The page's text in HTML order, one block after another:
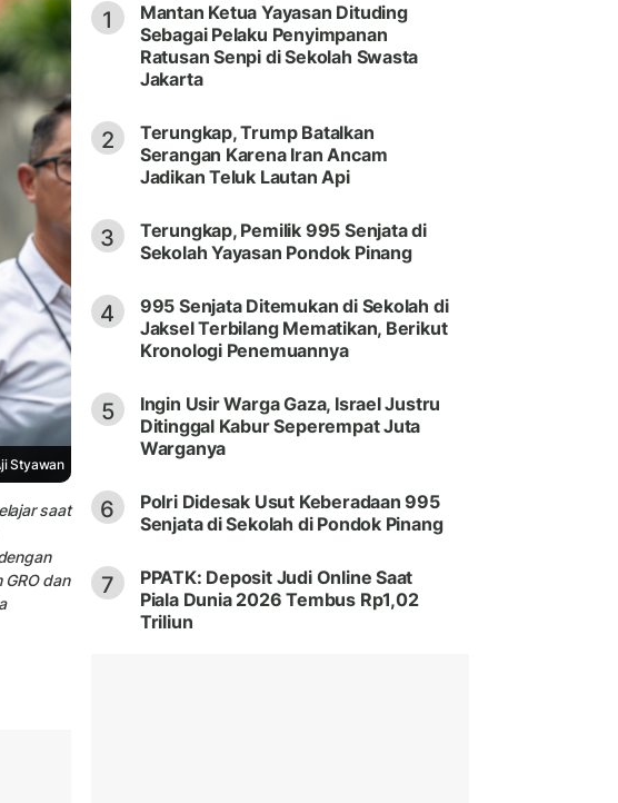
Styawan
saat
dan
1
Mantan Ketua Yayasan Dituding
Sebagai Pelaku Penyimpanan
Ratusan Senpi di Sekolah Swasta
Jakarta
2
Terungkap, Trump Batalkan
Serangan Karena Iran Ancam
Jadikan Teluk Lautan Api
3
Terungkap, Pemilik 995 Senjata di
Sekolah Yayasan Pondok Pinang
4
995 Senjata Ditemukan di Sekolah di
Jaksel Terbilang Mematikan, Berikut
Kronologi Penemuannya
5
Ingin Usir Warga Gaza, Israel Justru
Ditinggal Kabur Seperempat Juta
Warganya
6
Polri Didesak Usut Keberadaan 995
Senjata di Sekolah di Pondok Pinang
7
PPATK: Deposit Judi Online Saat
Piala Dunia 2026 Tembus Rp1,02
Triliun